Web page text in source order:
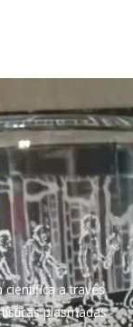
a través
plasmadas